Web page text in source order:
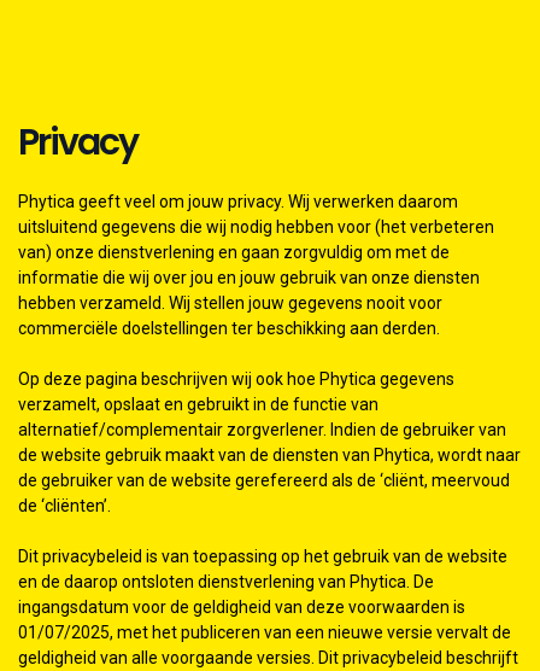
Privacy
Phytica geeft veel om jouw privacy. Wij verwerken daarom
uitsluitend gegevens die wij nodig hebben voor (het verbeteren
van) onze dienstverlening en gaan zorgvuldig om met de
informatie die wij over jou en jouw gebruik van onze diensten
hebben verzameld. Wij stellen jouw gegevens nooit voor
commerciële doelstellingen ter beschikking aan derden.
Op deze pagina beschrijven wij ook hoe Phytica gegevens
verzamelt, opslaat en gebruikt in de functie van
alternatief/complementair zorgverlener. Indien de gebruiker van
de website gebruik maakt van de diensten van Phytica, wordt naar
de gebruiker van de website gerefereerd als de ‘cliënt, meervoud
de ‘cliënten’.
Dit privacybeleid is van toepassing op het gebruik van de website
en de daarop ontsloten dienstverlening van Phytica. De
ingangsdatum voor de geldigheid van deze voorwaarden is
01/07/2025, met het publiceren van een nieuwe versie vervalt de
geldigheid van alle voorgaande versies. Dit privacybeleid beschrijft